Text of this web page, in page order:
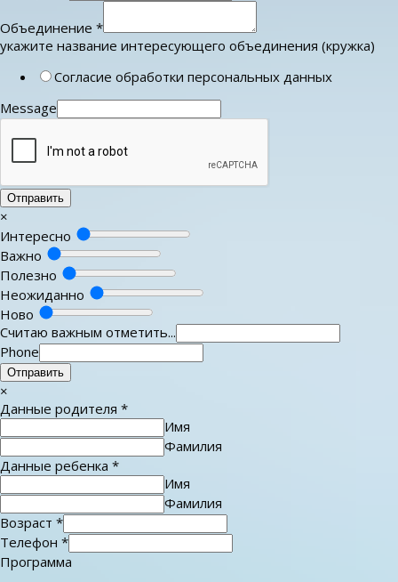
Объединение *
укажите название интересующего объединения (кружка)
Согласие обработки персональных данных
Message
Отправить
×
Интересно
Важно
Полезно
Неожиданно
Ново
Считаю важным отметить...
Phone
Отправить
×
Данные родителя *
Имя
Фамилия
Данные ребенка *
Имя
Фамилия
Возраст *
Телефон *
Программа